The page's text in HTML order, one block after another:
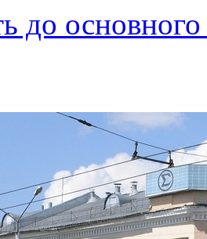
до основного